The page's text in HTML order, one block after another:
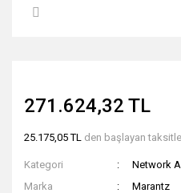
271.624,32 TL
25.175,05 TL den başlayan
Kategori Network
Marka
Marantz